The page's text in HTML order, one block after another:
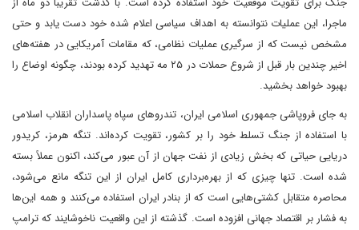
ماجرا، این عملیات نتوانسته به اهداف سیاسی اعلام شده خود دست یابد و حتی
مشخص نیست که از سرگیری عملیات نظامی، که مقامات آمریکایی در هفته‌های
اخیر چندین بار قبل از شروع حملات در ۲۵ مه تهدید کرده بودند، چگونه اوضاع را
بهبود خواهد بخشید.
به جای فروپاشی جمهوری اسلامی ایران، تندروهای سپاه پاسداران انقلاب اسلامی
با استفاده از جنگ تسلط خود را بر کشور، تقویت کرده‌اند. تنگه هرمز، کریدور
دریایی حیاتی که بخش زیادی از نفت جهان از آن عبور می‌کند، اکنون عملاً بسته
شده است. تنها چیزی که از بهره‌برداری کامل ایران از این تنگه مانع می‌شود،
محاصره متقابل کشتی‌هایی است که از بنادر ایران استفاده می‌کنند و همه این‌ها
به فشار بر اقتصاد جهانی افزوده است. گذشته از این واقعیت ناخوشایند که ترامپ